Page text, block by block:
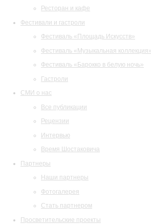
Ресторан и кафе
Фестивали и гастроли
Фестиваль «Площадь Искусств»
Фестиваль «Музыкальная коллекция»
Фестиваль «Барокко в белую ночь»
Гастроли
СМИ о нас
Все публикации
Рецензии
Интервью
Время Шостаковича
Партнеры
Наши партнеры
Фотогалерея
Стать партнером
Просветительские проекты